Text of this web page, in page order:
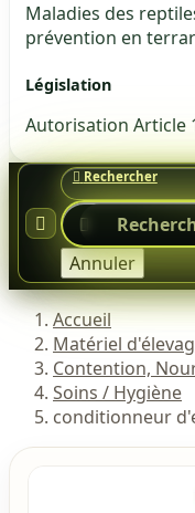
Maladies des
prévention en
Législation
Autorisation Article


Annuler

Accueil
Matériel
Contention,
Soins / Hygiène
conditionneur